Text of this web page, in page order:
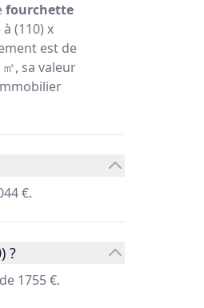
fourchette
(110) x
est de
, sa valeur
€.
?
1755 €.